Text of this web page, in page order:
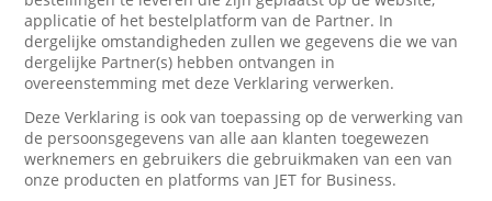
applicatie of het bestelplatform van de Partner. In
dergelijke omstandigheden zullen we gegevens die we van
dergelijke Partner(s) hebben ontvangen in
overeenstemming met deze Verklaring verwerken.
Deze Verklaring is ook van toepassing op de verwerking van
de persoonsgegevens van alle aan klanten toegewezen
werknemers en gebruikers die gebruikmaken van een van
onze producten en platforms van JET for Business.